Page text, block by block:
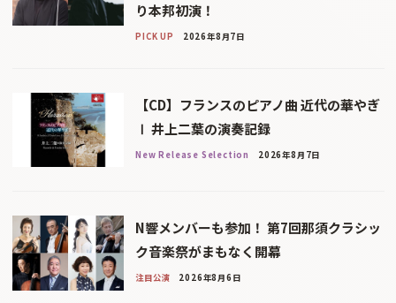
り本邦初演！
PICK UP 2026年8月7日
【CD】フランスのピアノ曲 近代の華やぎ
Ⅰ 井上二葉の演奏記録
New Release Selection 2026年8月7日
N響メンバーも参加！ 第7回那須クラシッ
ク音楽祭がまもなく開幕
注目公演 2026年8月6日